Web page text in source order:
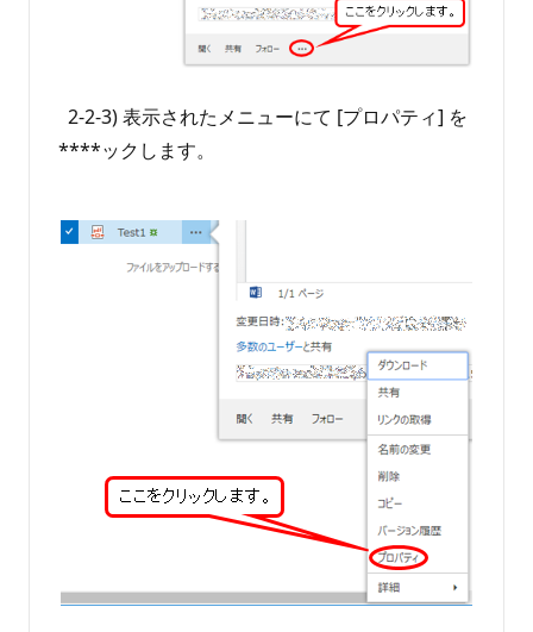
2-2-3) 表示されたメニューにて [プロパティ] を
****ックします。